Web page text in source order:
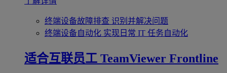
终端设备故障排查 识别并解决问题
终端设备自动化 实现日常 IT 任务自动化
适合互联员工 TeamViewer Frontline